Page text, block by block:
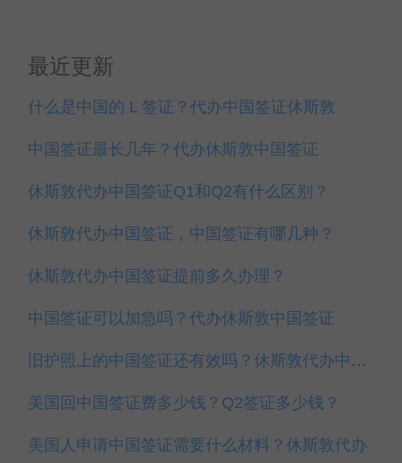
最近更新
什么是中国的 L 签证？代办中国签证休斯敦
中国签证最长几年？代办休斯敦中国签证
休斯敦代办中国签证Q1和Q2有什么区别？
休斯敦代办中国签证，中国签证有哪几种？
休斯敦代办中国签证提前多久办理？
中国签证可以加急吗？代办休斯敦中国签证
旧护照上的中国签证还有效吗？休斯敦代办中国签证
美国回中国签证费多少钱？Q2签证多少钱？
美国人申请中国签证需要什么材料？休斯敦代办